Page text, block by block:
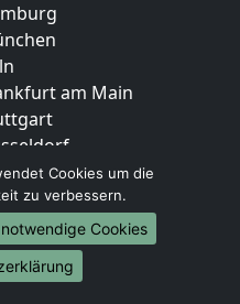
am Main
Cookies um die
zu verbessern.
Cookies